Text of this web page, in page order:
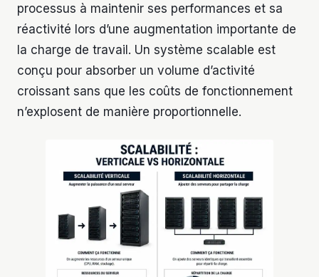
processus à maintenir ses performances et sa
réactivité lors d’une augmentation importante de
la charge de travail. Un système scalable est
conçu pour absorber un volume d’activité
croissant sans que les coûts de fonctionnement
n’explosent de manière proportionnelle.